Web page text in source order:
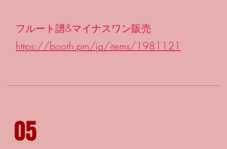
フルート譜&マイナスワン販売
https://booth.pm/ja/items/1981121
05